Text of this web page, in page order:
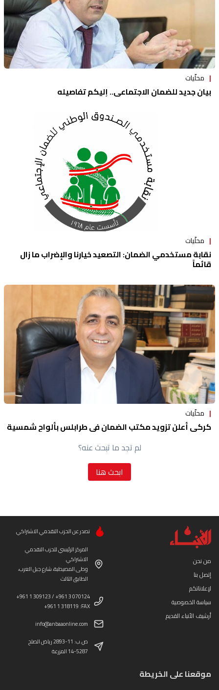
محلّيات
بيان جديد للضمان الاجتماعي.. إليكم تفاصيله
محلّيات
نقابة مستخدمي الضمان: التصعيد خيارنا والإضراب ما زال
قائماً
محلّيات
كركي أعلن تزويد مكتب الضمان في طرابلس بألواح شمسية
لم تجد ما تبحث عنه؟
ابحث هنا
من نحن
إتصل بنا
لإعلاناتكم
سياسة الخصوصية
أرشيف الأنباء القديم
تصدر عن الحزب التقدمي الاشتراكي
المركز الرئيسي للحزب التقدمي
الاشتراكي
وطى المصيطبة، شارع جبل العرب،
الطابق الثالث
+961 1 309123 / +961 3 070124
+961 1 318119 :FAX
info@anbaaonline.com
ص.ب: 11-2893 رياض الصلح
14-5287 المزرعة
موقعنا على الخريطة